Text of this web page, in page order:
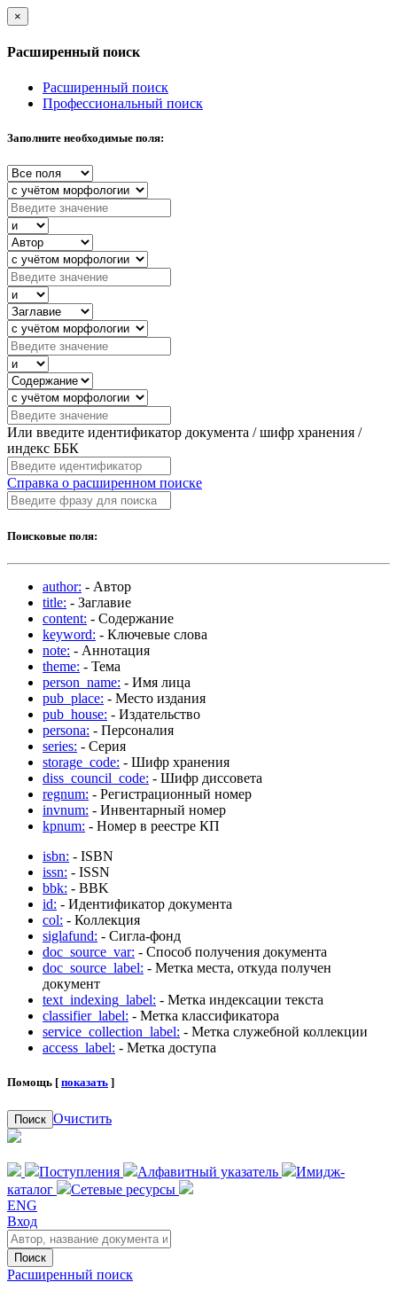
×
Расширенный поиск
Расширенный поиск
Профессиональный поиск
Заполните необходимые поля:
Или введите идентификатор документа / шифр хранения /
индекс ББК
Справка о расширенном поиске
Поисковые поля:
author: - Автор
title: - Заглавие
content: - Содержание
keyword: - Ключевые слова
note: - Аннотация
theme: - Тема
person_name: - Имя лица
pub_place: - Место издания
pub_house: - Издательство
persona: - Персоналия
series: - Серия
storage_code: - Шифр хранения
diss_council_code: - Шифр диссовета
regnum: - Регистрационный номер
invnum: - Инвентарный номер
kpnum: - Номер в реестре КП
isbn: - ISBN
issn: - ISSN
bbk: - BBK
id: - Идентификатор документа
col: - Коллекция
siglafund: - Сигла-фонд
doc_source_var: - Способ получения документа
doc_source_label: - Метка места, откуда получен
документ
text_indexing_label: - Метка индексации текста
classifier_label: - Метка классификатора
service_collection_label: - Метка служебной коллекции
access_label: - Метка доступа
Помощь [ показать ]
Поиск Очистить
Поступления Алфавитный указатель
Имидж-
каталог
Сетевые ресурсы
ENG
Вход
Поиск
Расширенный поиск